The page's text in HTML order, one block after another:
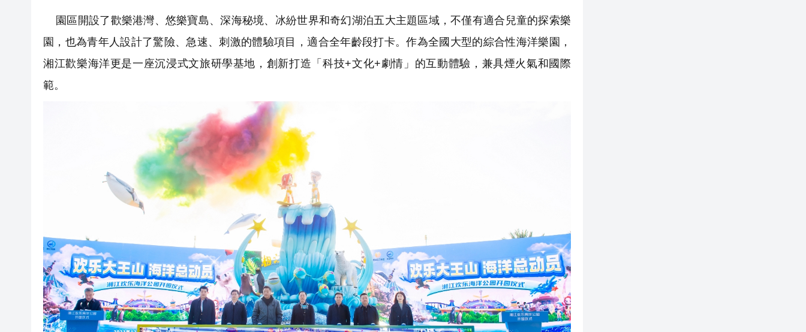
園區開設了歡樂港灣、悠樂寶島、深海秘境、冰紛世界和奇幻湖泊五大主題區域，不僅有適合兒童的探索樂
園，也為青年人設計了驚險、急速、刺激的體驗項目，適合全年齡段打卡。作為全國大型的綜合性海洋樂園，
湘江歡樂海洋更是一座沉浸式文旅研學基地，創新打造「科技+文化+劇情」的互動體驗，兼具煙火氣和國際
範。